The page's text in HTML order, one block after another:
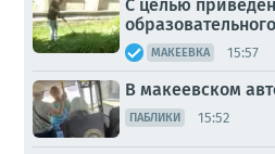
С целью
МАКЕЕВКА 15:57
В макеевском
ПАБЛИКИ 15:52